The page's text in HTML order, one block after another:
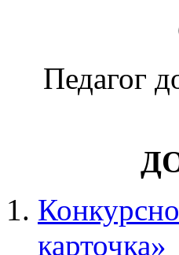
Педагог
карточка»